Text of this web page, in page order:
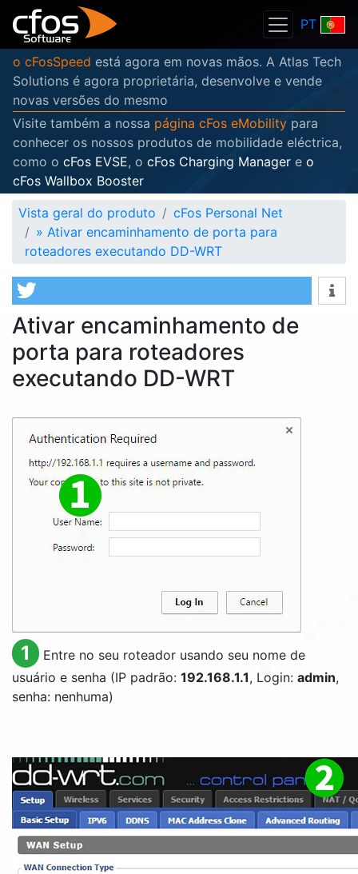
PT
o cFosSpeed está agora em novas mãos. A Atlas Tech
Solutions é agora proprietária, desenvolve e vende
novas versões do mesmo
Visite também a nossa página cFos eMobility para
conhecer os nossos produtos de mobilidade eléctrica,
como o cFos EVSE, o cFos Charging Manager e o
cFos Wallbox Booster
Vista geral do produto
cFos Personal Net
» Ativar encaminhamento de porta para
roteadores executando DD-WRT
Ativar encaminhamento de
porta para roteadores
executando DD-WRT
1
Entre no seu roteador usando seu nome de
usuário e senha (IP padrão: 192.168.1.1, Login: admin,
senha: nenhuma)